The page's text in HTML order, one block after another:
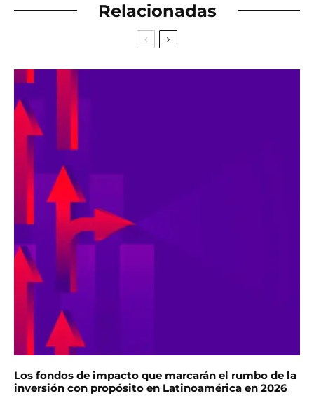
Relacionadas
Los fondos de impacto que marcarán el rumbo de la
inversión con propósito en Latinoamérica en 2026